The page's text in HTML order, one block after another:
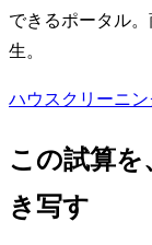
できるポータル
生。
ハウスクリーニ
この試算
き写す